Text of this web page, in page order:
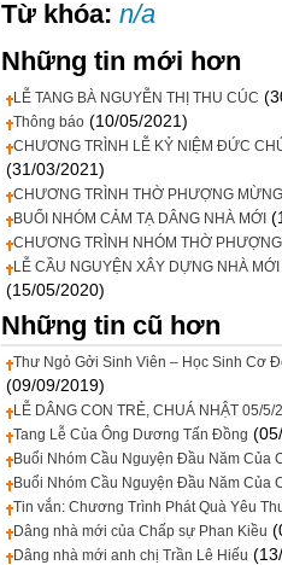
Từ khóa: n/a
Những tin mới hơn
LỄ TANG BÀ NGUYỄN THỊ THU CÚC
Thông báo (10/05/2021)
CHƯƠNG TRÌNH LỄ KỶ NIỆM ĐỨC
(31/03/2021)
CHƯƠNG TRÌNH THỜ PHƯỢNG
BUỔI NHÓM CẢM TẠ DÂNG NHÀ MỚI
CHƯƠNG TRÌNH NHÓM THỜ
LỄ CẦU NGUYỆN XÂY DỰNG NHÀ
(15/05/2020)
Những tin cũ hơn
Thư Ngỏ Gởi Sinh Viên – Học Sinh Cơ
(09/09/2019)
LỄ DÂNG CON TRẺ, CHUÁ NHẬT 05/5/
Tang Lễ Của Ông Dương Tấn Đồng
Buổi Nhóm Cầu Nguyện Đầu Năm Của
Buổi Nhóm Cầu Nguyện Đầu Năm Của
Tin vắn: Chương Trình Phát Quà Yêu
Dâng nhà mới của Chấp sự Phan Kiều
Dâng nhà mới anh chị Trần Lê Hiếu